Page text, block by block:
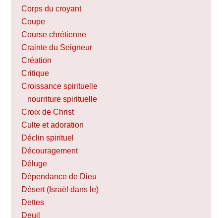
Corps du croyant
Coupe
Course chrétienne
Crainte du Seigneur
Création
Critique
Croissance spirituelle
nourriture spirituelle
Croix de Christ
Culte et adoration
Déclin spirituel
Découragement
Déluge
Dépendance de Dieu
Désert (Israël dans le)
Dettes
Deuil